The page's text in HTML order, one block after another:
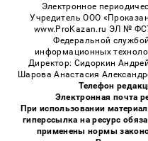
Электронное
Учредитель ООО
www.ProKazan.ru ЭЛ №
Федеральной
информационных
Директор: Сидоркин
Шарова Анастасия
Телефон
Электронная почта
При использовании
гиперссылка на ресурс
применены нормы